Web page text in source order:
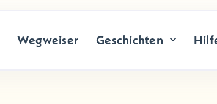
Wegweiser Geschichten